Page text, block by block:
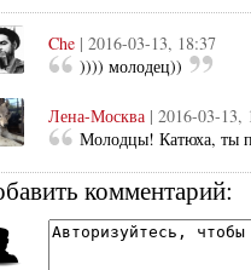
Che | 2016-03-13, 18:37
)))) молодец))
Лена-Москва | 2016-03-13,
Молодцы! Катюха, ты
комментарий: